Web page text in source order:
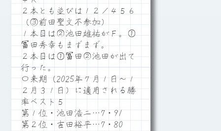
２本とも並びは１２／４５６
（③前田聖文不参加）
１本目は②池田雄祐がＦ。①
冨田秀幸もまずまず。
２本目は①冨田②池田が出て
行った。
〇来期（2025年７月１日～１
２月３１日）に適用される勝
率ベスト５
第１位・池田浩二…7・91
第２位・吉田裕平…7・80